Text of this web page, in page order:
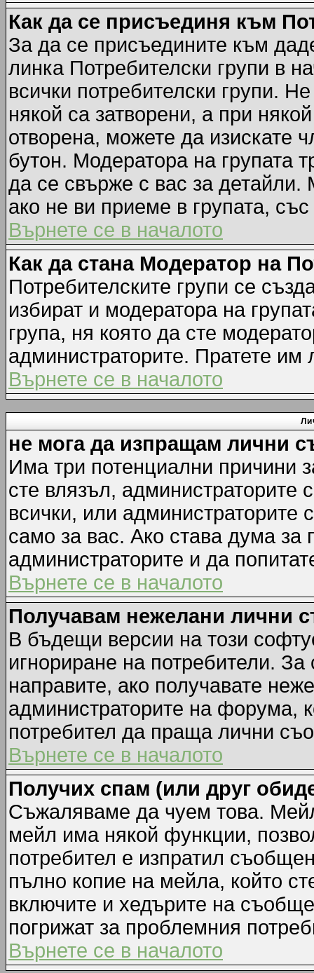
Как да се присъединя към
За да се присъедините към
линка Потребителски групи в
всички потребителски групи.
някой са затворени, а при
отворена, можете да изискате
бутон. Модератора на групата
да се свърже с вас за
ако не ви приеме в групата,
Върнете се в началото
Как да стана Модератор на
Потребителските групи се
избират и модератора на
група, ня която да сте
администраторите. Пратете
Върнете се в началото
не мога да изпращам лични
Има три потенциални причини
сте влязъл, администраторите
всички, или
само за вас. Ако става дума за
администраторите и да
Върнете се в началото
Получавам нежелани лични
В бъдещи версии на този
игнориране на потребители.
направите, ако получавате
администраторите на форума,
потребител да праща лични
Върнете се в началото
Получих спам (или друг
Съжаляваме да чуем това.
мейл има някой функции,
потребител е изпратил
пълно копие на мейла, който
включите и хедърите на
погрижат за проблемния
Върнете се в началото